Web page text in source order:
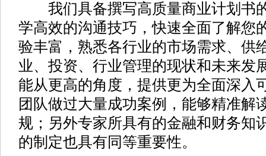
我们具备撰写高质量商业计划书
学高效的沟通技巧，快速全面了解您
验丰富，熟悉各行业的市场需求、供
业、投资、行业管理的现状和未来发
能从更高的角度，提供更为全面深入
团队做过大量成功案例，能够精准解
规；另外专家所具有的金融和财务知
的制定也具有同等重要性。